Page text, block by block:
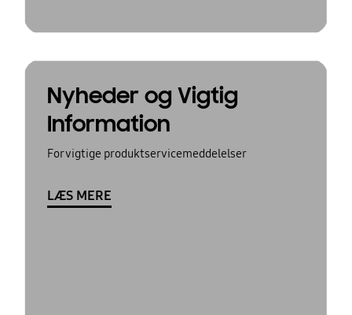
Nyheder og Vigtig
Information
For vigtige produktservicemeddelelser
LÆS MERE